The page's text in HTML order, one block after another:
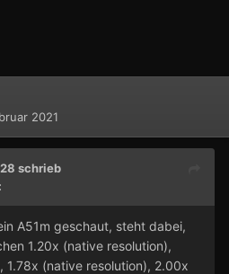
2021
schrieb
:
A51m geschaut, steht dabei,
1.20x (native resolution),
1.78x (native resolution), 2.00x